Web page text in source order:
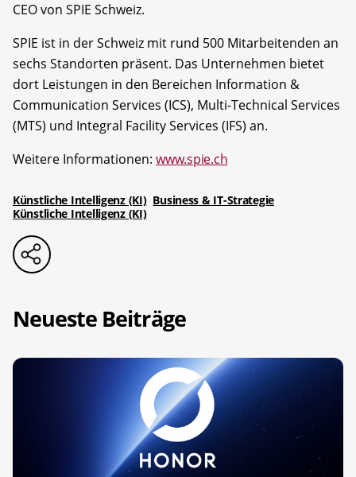
CEO von SPIE Schweiz.
SPIE ist in der Schweiz mit rund 500 Mitarbeitenden an
sechs Standorten präsent. Das Unternehmen bietet
dort Leistungen in den Bereichen Information &
Communication Services (ICS), Multi-Technical Services
(MTS) und Integral Facility Services (IFS) an.
Weitere Informationen: www.spie.ch
Künstliche Intelligenz (KI) Business & IT-Strategie
Künstliche Intelligenz (KI)
Neueste Beiträge